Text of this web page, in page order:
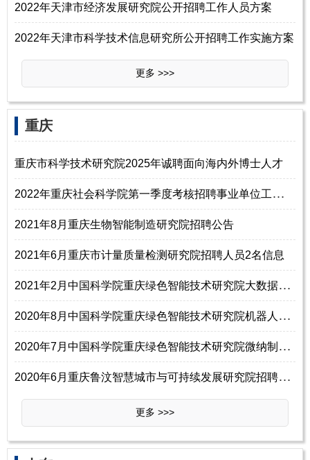
2022年天津市经济发展研究院公开招聘工作人员方案
2022年天津市科学技术信息研究所公开招聘工作实施方案
更多 >>>
重庆
重庆市科学技术研究院2025年诚聘面向海内外博士人才
2
022年重庆社会科学院第一季度考核招聘事业单位工作人员10名简章
2021年8月重庆生物智能制造研究院招聘公告
2021年6月重庆市计量质量检测研究院招聘人员2名信息
2
021年2月中国科学院重庆绿色智能技术研究院大数据挖掘及应用中心招聘科研人员启事
2
020年8月中国科学院重庆绿色智能技术研究院机器人与3D打印技术创新中心招聘启事
2
020年7月中国科学院重庆绿色智能技术研究院微纳制造与系统集成研究中心的招聘启事
2
020年6月重庆鲁汶智慧城市与可持续发展研究院招聘简章
更多 >>>